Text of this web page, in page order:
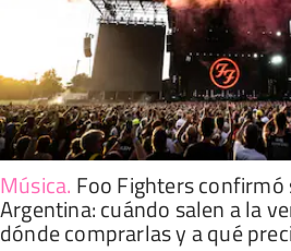
Música. Foo Fighters confirmó
Argentina: cuándo salen a la
dónde comprarlas y a qué